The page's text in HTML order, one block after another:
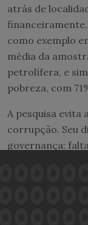
atrás de
como exemplo
média da
petrolífera, e
pobreza, com
A pesquisa evita
corrupção. Seu
governança:
transformar